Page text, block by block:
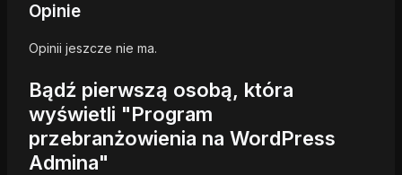
Opinie
Opinii jeszcze nie ma.
Bądź pierwszą osobą, która
wyświetli "Program
przebranżowienia na WordPress
Admina"